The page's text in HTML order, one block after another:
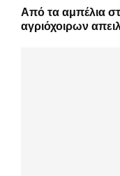
Από τα αμπέλια
αγριόχοιρων